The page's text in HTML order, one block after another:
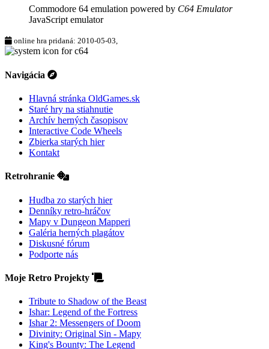
Commodore 64 emulation powered by C64 Emulator
JavaScript emulator
online hra pridaná: 2010-05-03,
Navigácia
Hlavná stránka OldGames.sk
Staré hry na stiahnutie
Archív herných časopisov
Interactive Code Wheels
Zbierka starých hier
Kontakt
Retrohranie
Hudba zo starých hier
Denníky retro-hráčov
Mapy v Dungeon Mapperi
Galéria herných plagátov
Diskusné fórum
Podporte nás
Moje Retro Projekty
Tribute to Shadow of the Beast
Ishar: Legend of the Fortress
Ishar 2: Messengers of Doom
Divinity: Original Sin - Mapy
King's Bounty: The Legend